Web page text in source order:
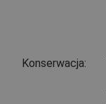
Konserwacja: